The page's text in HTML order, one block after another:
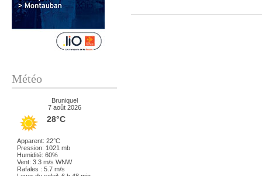
Météo
Bruniquel
7 août 2026
28°C
Apparent: 22°C
Pression: 1021 mb
Humidité: 60%
Vent: 3.3 m/s WNW
Rafales : 5.7 m/s